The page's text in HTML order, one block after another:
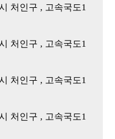
처인구 , 고속국도1
처인구 , 고속국도1
처인구 , 고속국도1
처인구 , 고속국도1